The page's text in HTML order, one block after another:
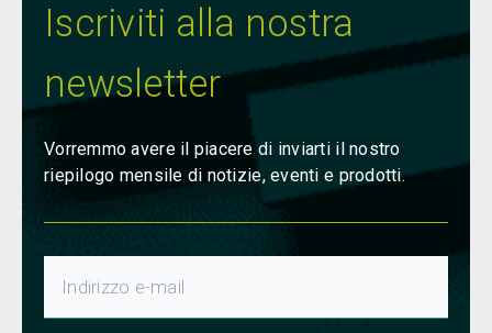
Iscriviti alla nostra
newsletter
Vorremmo avere il piacere di inviarti il nostro
riepilogo mensile di notizie, eventi e prodotti.